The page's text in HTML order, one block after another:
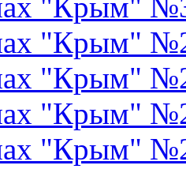
"Крым"
"Крым"
"Крым"
"Крым"